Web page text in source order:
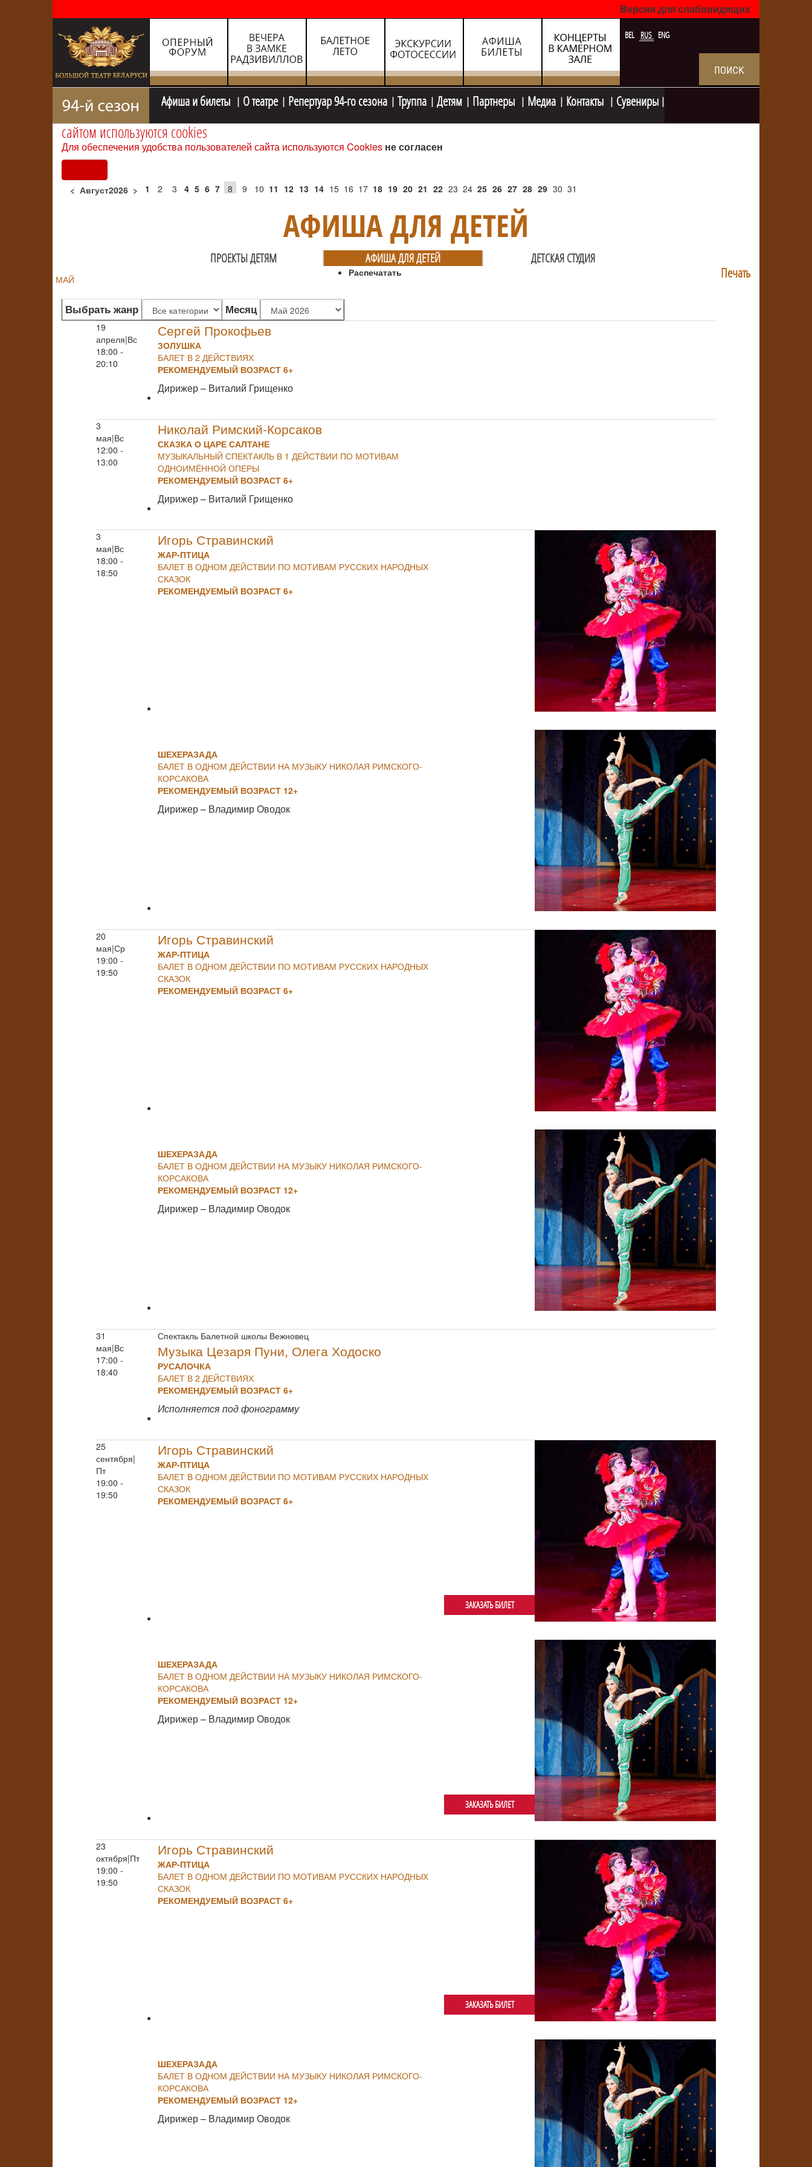
Версия для слабовидящих
BEL RUS ENG
Афиша и билеты О театре Репертуар 94-го сезона Труппа Детям Партнеры Медиа Контакты Сувениры
сайтом используются cookies
Для обеспечения удобства пользователей сайта используются Cookies не согласен
< Август2026 > 1 2 3 4 5 6 7 8 9 10 11 12 13 14 15 16 17 18 19 20 21 22 23 24 25 26 27 28 29 30 31
АФИША ДЛЯ ДЕТЕЙ
ПРОЕКТЫ ДЕТЯМ АФИША ДЛЯ ДЕТЕЙ ДЕТСКАЯ СТУДИЯ
МАЙ
Выбрать жанр Месяц
Печать
Распечатать
19
апреля|Вс
18:00 -
20:10
Сергей Прокофьев
ЗОЛУШКА
БАЛЕТ В 2 ДЕЙСТВИЯХ
РЕКОМЕНДУЕМЫЙ ВОЗРАСТ 6+
Дирижер – Виталий Грищенко
3
мая|Вс
12:00 -
13:00
Николай Римский-Корсаков
СКАЗКА О ЦАРЕ САЛТАНЕ
МУЗЫКАЛЬНЫЙ СПЕКТАКЛЬ В 1 ДЕЙСТВИИ ПО МОТИВАМ
ОДНОИМЁННОЙ ОПЕРЫ
РЕКОМЕНДУЕМЫЙ ВОЗРАСТ 6+
Дирижер – Виталий Грищенко
3
мая|Вс
18:00 -
18:50
Игорь Стравинский
ЖАР-ПТИЦА
БАЛЕТ В ОДНОМ ДЕЙСТВИИ ПО МОТИВАМ РУССКИХ НАРОДНЫХ
СКАЗОК
РЕКОМЕНДУЕМЫЙ ВОЗРАСТ 6+
ШЕХЕРАЗАДА
БАЛЕТ В ОДНОМ ДЕЙСТВИИ НА МУЗЫКУ НИКОЛАЯ РИМСКОГО-
КОРСАКОВА
РЕКОМЕНДУЕМЫЙ ВОЗРАСТ 12+
Дирижер – Владимир Оводок
20
мая|Ср
19:00 -
19:50
Игорь Стравинский
ЖАР-ПТИЦА
БАЛЕТ В ОДНОМ ДЕЙСТВИИ ПО МОТИВАМ РУССКИХ НАРОДНЫХ
СКАЗОК
РЕКОМЕНДУЕМЫЙ ВОЗРАСТ 6+
ШЕХЕРАЗАДА
БАЛЕТ В ОДНОМ ДЕЙСТВИИ НА МУЗЫКУ НИКОЛАЯ РИМСКОГО-
КОРСАКОВА
РЕКОМЕНДУЕМЫЙ ВОЗРАСТ 12+
Дирижер – Владимир Оводок
31
мая|Вс
17:00 -
18:40
Спектакль Балетной школы Вежновец
Музыка Цезаря Пуни, Олега Ходоско
РУСАЛОЧКА
БАЛЕТ В 2 ДЕЙСТВИЯХ
РЕКОМЕНДУЕМЫЙ ВОЗРАСТ 6+
Исполняется под фонограмму
25
сентября|
Пт
19:00 -
19:50
Игорь Стравинский
ЖАР-ПТИЦА
БАЛЕТ В ОДНОМ ДЕЙСТВИИ ПО МОТИВАМ РУССКИХ НАРОДНЫХ
СКАЗОК
РЕКОМЕНДУЕМЫЙ ВОЗРАСТ 6+
ЗАКАЗАТЬ БИЛЕТ
ШЕХЕРАЗАДА
БАЛЕТ В ОДНОМ ДЕЙСТВИИ НА МУЗЫКУ НИКОЛАЯ РИМСКОГО-
КОРСАКОВА
РЕКОМЕНДУЕМЫЙ ВОЗРАСТ 12+
Дирижер – Владимир Оводок
ЗАКАЗАТЬ БИЛЕТ
23
октября|Пт
19:00 -
19:50
Игорь Стравинский
ЖАР-ПТИЦА
БАЛЕТ В ОДНОМ ДЕЙСТВИИ ПО МОТИВАМ РУССКИХ НАРОДНЫХ
СКАЗОК
РЕКОМЕНДУЕМЫЙ ВОЗРАСТ 6+
ЗАКАЗАТЬ БИЛЕТ
ШЕХЕРАЗАДА
БАЛЕТ В ОДНОМ ДЕЙСТВИИ НА МУЗЫКУ НИКОЛАЯ РИМСКОГО-
КОРСАКОВА
РЕКОМЕНДУЕМЫЙ ВОЗРАСТ 12+
Дирижер – Владимир Оводок